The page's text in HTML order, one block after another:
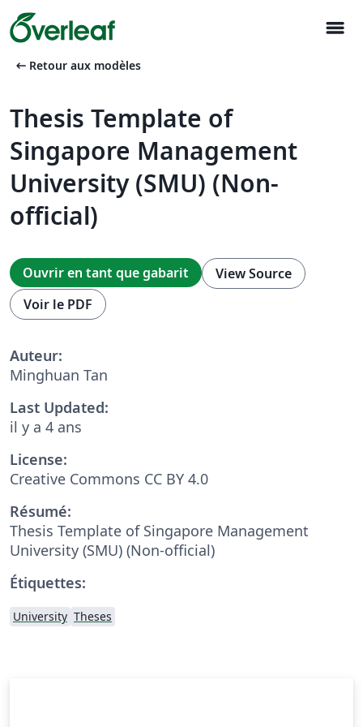
menu
arrow_left_alt Retour aux modèles
Thesis Template of
Singapore Management
University (SMU) (Non-
official)
Ouvrir en tant que gabarit
View Source
Voir le PDF
Auteur:
Minghuan Tan
Last Updated:
il y a 4 ans
License:
Creative Commons CC BY 4.0
Résumé:
Thesis Template of Singapore Management
University (SMU) (Non-official)
Étiquettes:
University Theses